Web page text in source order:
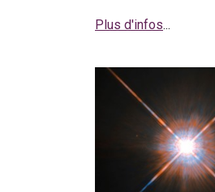
Plus d'infos...